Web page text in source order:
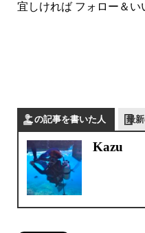
宜しければ フォロー＆い
この記事を書いた人 最
Kazu